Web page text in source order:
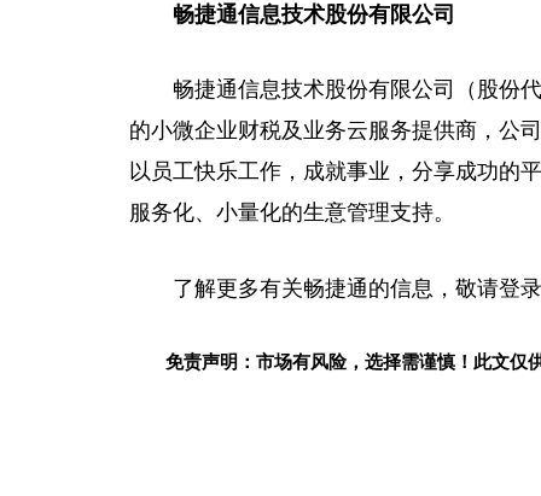
畅捷通信息技术股份有限公司
畅捷通信息技术股份有限公司（股份
的小微企业财税及业务云服务提供商，公
以员工快乐工作，成就事业，分享成功的
服务化、小量化的生意管理支持。
了解更多有关畅捷通的信息，敬请登
免责声明：市场有风险，选择需谨慎！此文仅